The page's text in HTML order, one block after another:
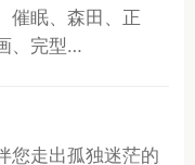
催眠、森田、正
、完型…
您走出孤独迷茫的